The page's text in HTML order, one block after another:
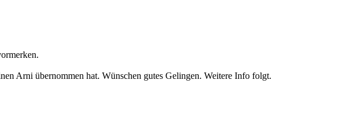
Arni übernommen hat. Wünschen gutes Gelingen. Weitere Info folgt.